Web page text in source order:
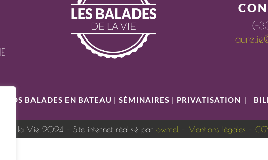
NOS BALADES EN BATEAU | SÉMINAIRES | PRIVATISATION |
de la Vie 2024 – Site internet réalisé par owmel – Mentions légales –